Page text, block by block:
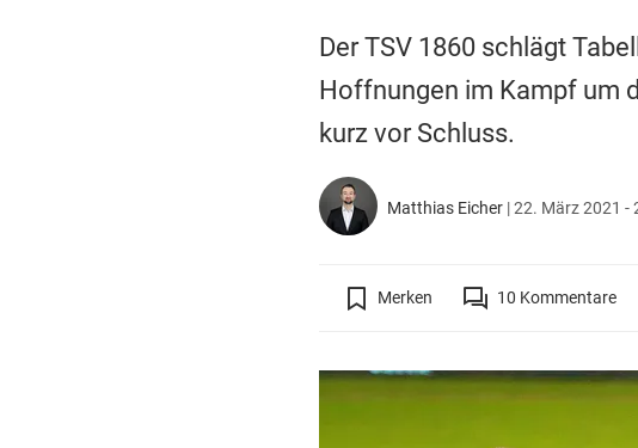
Der TSV 1860 schlägt
Hoffnungen im Kampf um
kurz vor Schluss.
Matthias Eicher |22. März 2021 -
Merken 10 Kommentare